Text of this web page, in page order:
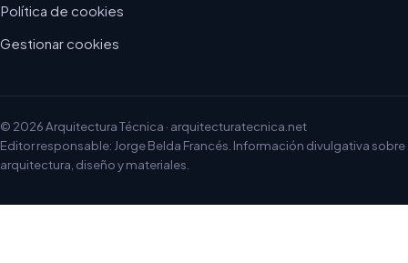
Política de cookies
Gestionar cookies
© 2026 Arquitectura Técnica · arquitecturatecnica.net
Editor responsable: Jorge Belda Francés. Información divulgativa sobre
arquitectura, diseño y materiales.